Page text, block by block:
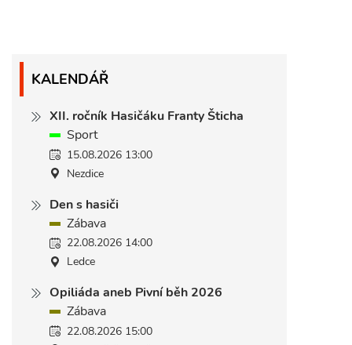
KALENDÁŘ
XII. ročník Hasičáku Franty Šticha
Sport
15.08.2026 13:00
Nezdice
Den s hasiči
Zábava
22.08.2026 14:00
Ledce
Opiliáda aneb Pivní běh 2026
Zábava
22.08.2026 15:00